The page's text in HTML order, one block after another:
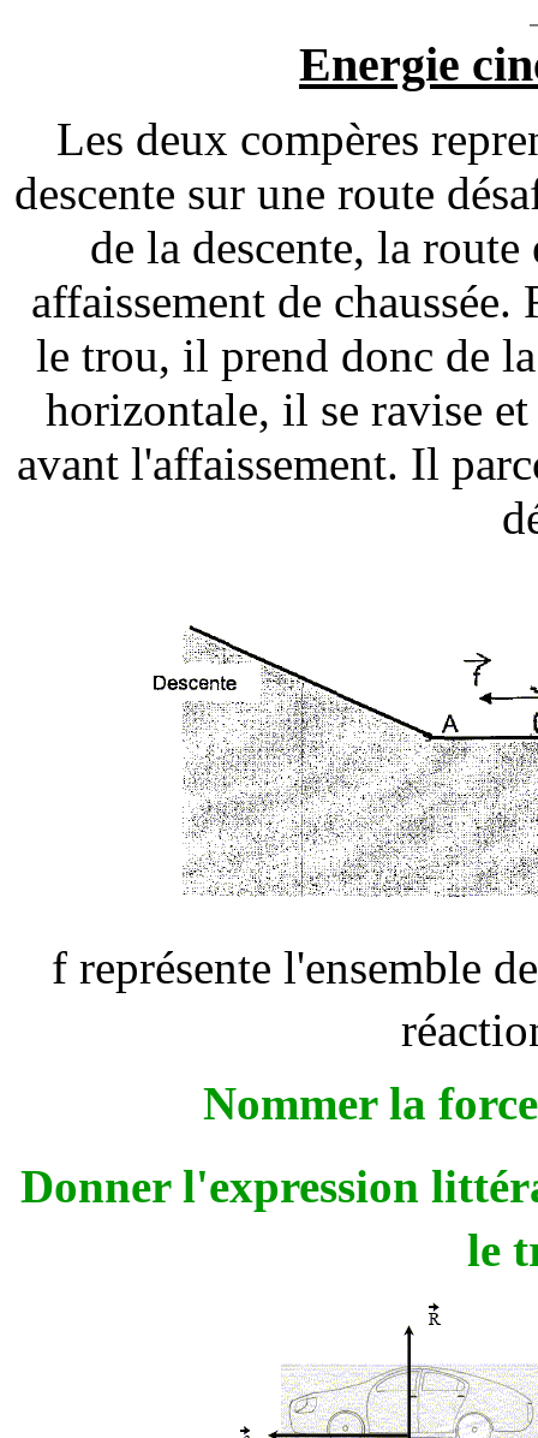
Energie
Les deux compères
descente sur une route
de la descente, la
affaissement de chaussée.
le trou, il prend donc de
horizontale, il se ravise
avant l'affaissement. Il
f représente l'ensemble
Nommer la
Donner l'expression
le